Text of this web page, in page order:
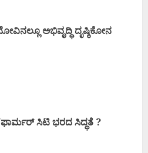
ಅಭಿವೃದ್ಧಿ ದೃಷ್ಠಿಕೋನ
ಸಿಟಿ ಭರದ ಸಿದ್ಧತೆ ?